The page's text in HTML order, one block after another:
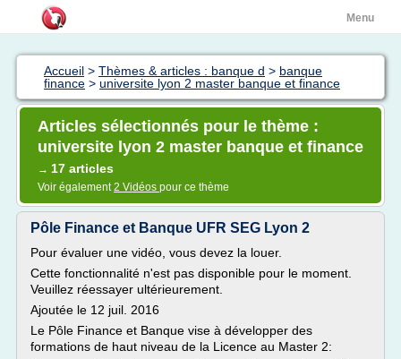
Menu
Accueil > Thèmes & articles : banque d > banque
finance > universite lyon 2 master banque et finance
Articles sélectionnés pour le thème :
universite lyon 2 master banque et finance
→ 17 articles
Voir également2 Vidéos pour ce thème
Pôle Finance et Banque UFR SEG Lyon 2
Pour évaluer une vidéo, vous devez la louer.
Cette fonctionnalité n'est pas disponible pour le moment.
Veuillez réessayer ultérieurement.
Ajoutée le 12 juil. 2016
Le Pôle Finance et Banque vise à développer des
formations de haut niveau de la Licence au Master 2: